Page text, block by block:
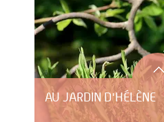
AU JARDIN D'HÉLÈNE